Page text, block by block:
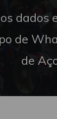
dados
de
de